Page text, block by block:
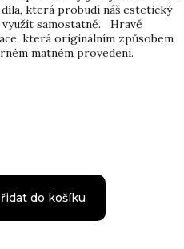
která probudí náš estetický
využít samostatně. Hravě
která originálním způsobem
matném provedení.
do košíku